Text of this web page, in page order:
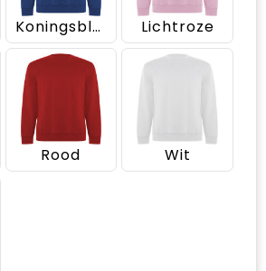
Koningsblauw Lichtroze
Rood Wit